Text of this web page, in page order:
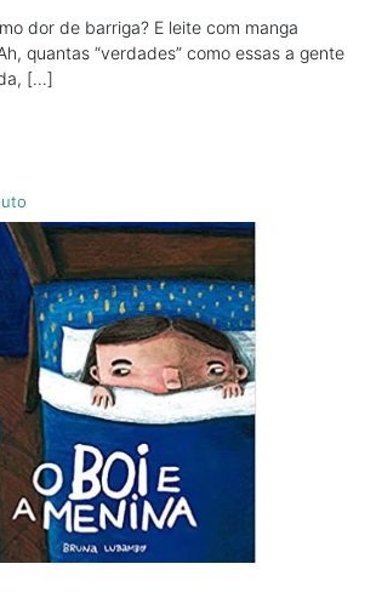
dor de barriga? E leite com manga
quantas “verdades” como essas a gente
[…]